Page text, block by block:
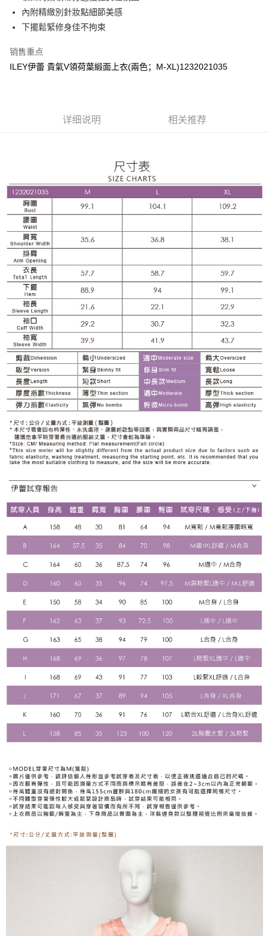
玉山商业银行
台湾乐天信用卡公司
Plus PAY
相关说明
【大哥付你分期使用说明】
程，验证手机门号后，选择欲分期的期数、缴款截止日，确认付款后即完成
消。如遇 “转专审核”未通过状况，表示未达系统评分，恕无法说明评估内
1. 分期款项不并入电信账单，“大哥付你分期”于每月结算日后寄送缴费提醒
短信。
2. 通过短信链接打开账单后，可选择 “超商条码／台湾大直营门市／银行转
账／街口支付／iPASS MONEY”等通路缴费。
【注意事项】
1. 本服务系由 “台湾大哥大股份有限公司”所提供，让用户于交易时，得通过
本服务购买商品或服务，并由商店将买卖／分期付款买卖价金债权让与本公
司后，依约使用本公司账单缴交账款。
2. 基于同意付款使用 “大哥付你分期”之契约关系目的，商店将以您的个人资
料（包含姓名、电话或地址）提供予台湾大哥大进项收集、处理及利用，由
台湾大哥大与本人进行分期账单所需资料之确认、核对及更正。
3. 完整用户服务条款，请详阅以下链接：
https://oppay.tw/userRule
1. 於付款方式選擇AFTEE先享後付，將跳出AFTEE先享後付手機驗證視
4. 下訂完成後，您的手機會收到一封繳費通知簡訊，APP會員則會收到
5. 收到商品當下無需繳費，確認無誤後，請再利用繳費通知簡訊或AFTEE
APP於四大便利商店‧ATM/網銀等方式進行付款。
請留意繳費期限為 14 天。唯有下載 AFTEE App 成為 AFTEE 會員者方能享
有最長 45 天內付款之服務。
繳費期限，為商家向您請款的時間，再加上使用AFTEE可延長的天數所計算
出。使用AFTEE下訂可以延長您收到商品前的繳費天數，但無法保證一定能
夠在期限內收到商品(例如:預購商品或預計到貨時間較長者)。因此無論收到
商品與否，仍需要請您在AFTEE規定的時間內完成繳費。
二、付款限制
1. 初次使用 AFTEE 時，將依認證結果及本公司審查結果，核予每個人不同
之上限額度
2. 結帳金額須大於NT$30
3. 目前僅支援台灣會員
三、聲明條款
「AFTEE先享後付」(下稱本服務)乃由恩沛科技股份有限公司(下稱 AFTEE )
所提供，並由 AFTEE 向您收取款項。因使用本服務所須提供之個人資料(包
含但不限於訂購人姓名、電話，收件人姓名、電話、收件地址)，將交付予
AFTEE 於本服務必要服務範圍內運用。關於 AFTEE 對於個人資料之蒐集、
處理、利用，詳參 AFTEE 官網之『個人資料蒐集、處理及利用告知聲明』
（https://aftee.tw/privacypolicy/）。
若款項超過繳費期限，將根據當次的金額加收年利率 16% 的逾期滯納金。
未成年的使用者，請事先徵得法定代理人或監護人之同意方可使用
繫恩沛科技股份有限公司。若您不同意我們將上開所示之個人資料，連同必
料，請勿選用本服務。
每笔NT$120，满NT$2,500(含以上)免运费
付款後全家取貨
每笔NT$120，满NT$2,500(含以上)免运费
萊爾富取貨付款
每笔NT$120，满NT$2,500(含以上)免运费
付款後萊爾富取貨
每笔NT$120，满NT$2,500(含以上)免运费
7-11取貨付款
每笔NT$120，满NT$2,500(含以上)免运费
付款後7-11取貨
每笔NT$120，满NT$2,500(含以上)免运费
宅配
每笔NT$120，满NT$2,500(含以上)免运费
宅配離島
每笔NT$120，满NT$2,500(含以上)免运费
付款後門市自取
海外配送
內附精緻別針妝點細節美感
下擺鬆緊修身佳不拘束
销售重点
ILEY伊蕾 貴氣V領荷葉緞面上衣(兩色；M-XL)1232021035
详细说明 相关推荐